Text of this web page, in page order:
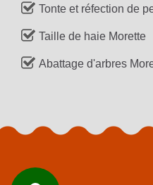
Tonte et réfection de
Taille de haie Morette
Abattage d'arbres